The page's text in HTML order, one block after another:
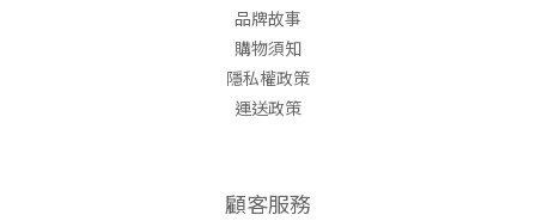
品牌故事
購物須知
隱私權政策
運送政策
顧客服務